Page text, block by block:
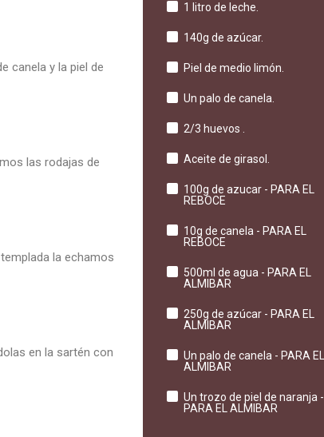
canela y la piel de
las rodajas de
la echamos
en la sartén con
1 litro de leche.
140g de azúcar.
Piel de medio limón.
Un palo de canela.
2/3 huevos .
Aceite de girasol.
100g de azucar - PARA EL
REBOCE
10g de canela - PARA EL
REBOCE
500ml de agua - PARA EL
ALMIBAR
250g de azúcar - PARA EL
ALMIBAR
Un palo de canela - PARA EL
ALMIBAR
Un trozo de piel de naranja -
PARA EL ALMIBAR